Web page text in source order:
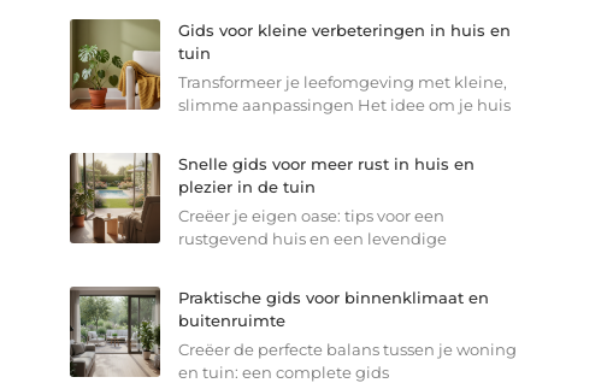
Gids voor kleine verbeteringen in huis en
tuin
Transformeer je leefomgeving met kleine,
slimme aanpassingen Het idee om je huis
Snelle gids voor meer rust in huis en
plezier in de tuin
Creëer je eigen oase: tips voor een
rustgevend huis en een levendige
Praktische gids voor binnenklimaat en
buitenruimte
Creëer de perfecte balans tussen je woning
en tuin: een complete gids